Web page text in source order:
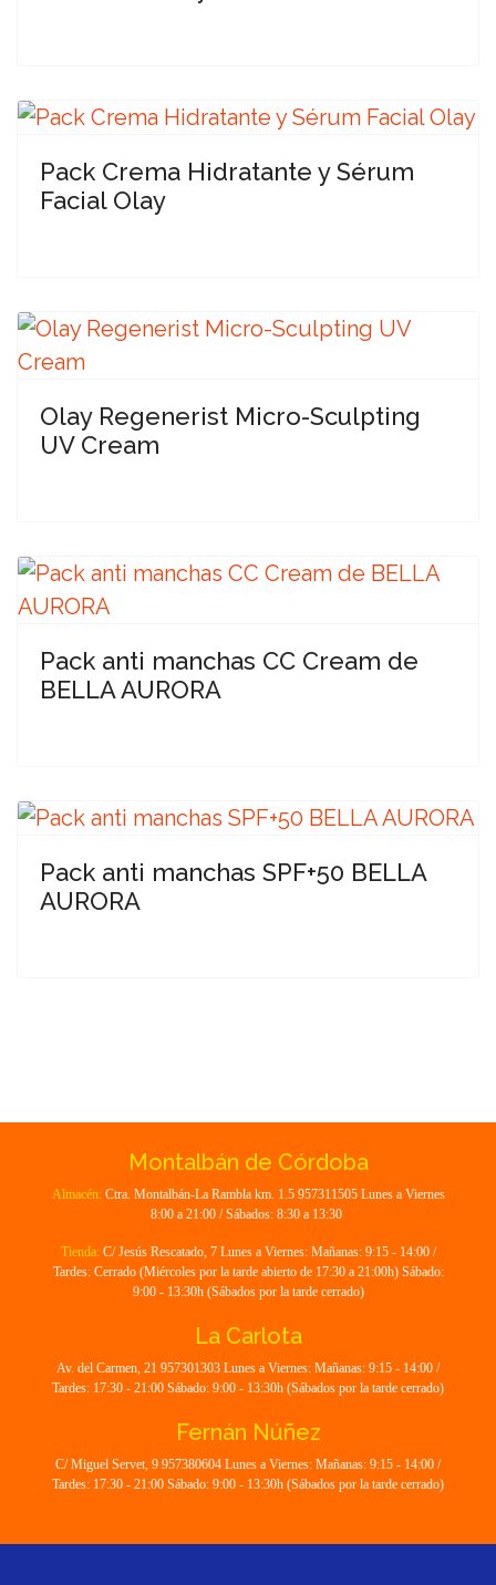
Pack Crema Hidratante y Sérum
Facial Olay
Olay Regenerist Micro-Sculpting
UV Cream
Pack anti manchas CC Cream de
BELLA AURORA
Pack anti manchas SPF+50 BELLA
AURORA
Montalbán de Córdoba
Almacén: Ctra. Montalbán-La Rambla km. 1.5 957311505 Lunes a Viernes
8:00 a 21:00 / Sábados: 8:30 a 13:30
Tienda: C/ Jesús Rescatado, 7 Lunes a Viernes: Mañanas: 9:15 - 14:00 /
Tardes: Cerrado (Miércoles por la tarde abierto de 17:30 a 21:00h) Sábado:
9:00 - 13:30h (Sábados por la tarde cerrado)
La Carlota
Av. del Carmen, 21 957301303 Lunes a Viernes: Mañanas: 9:15 - 14:00 /
Tardes: 17:30 - 21:00 Sábado: 9:00 - 13:30h (Sábados por la tarde cerrado)
Fernán Núñez
C/ Miguel Servet, 9 957380604 Lunes a Viernes: Mañanas: 9:15 - 14:00 /
Tardes: 17:30 - 21:00 Sábado: 9:00 - 13:30h (Sábados por la tarde cerrado)